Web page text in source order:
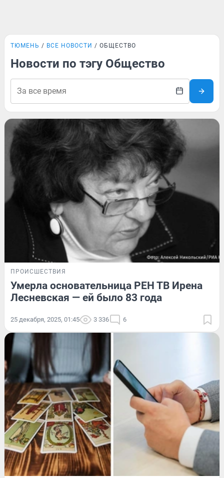
ТЮМЕНЬ ВСЕ НОВОСТИ ОБЩЕСТВО
Новости по тэгу Общество
ПРОИСШЕСТВИЯ
Умерла основательница РЕН ТВ Ирена
Лесневская — ей было 83 года
25 декабря, 2025, 01:45 3 336 6